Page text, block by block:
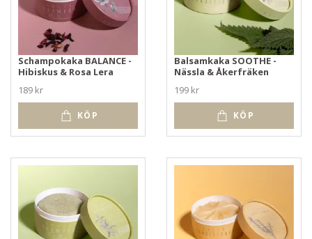
Schampokaka BALANCE -
Hibiskus & Rosa Lera
189 kr
KÖP
Balsamkaka SOOTHE -
Nässla & Åkerfräken
199 kr
KÖP